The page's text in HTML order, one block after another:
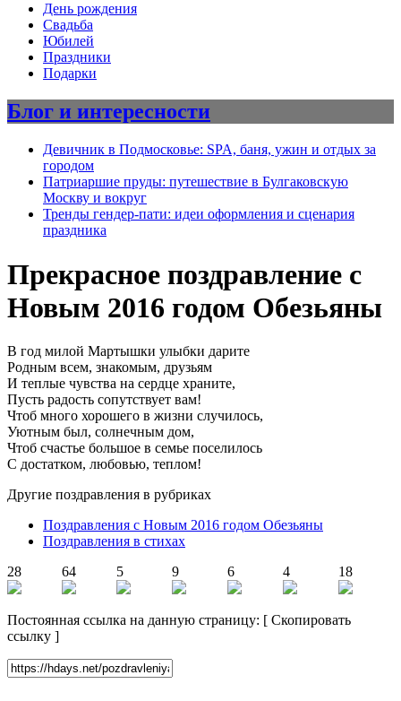
День рождения
Свадьба
Юбилей
Праздники
Подарки
Блог и интересности
Девичник в Подмосковье: SPA, баня, ужин и отдых за
городом
Патриаршие пруды: путешествие в Булгаковскую
Москву и вокруг
Тренды гендер-пати: идеи оформления и сценария
праздника
Прекрасное поздравление с
Новым 2016 годом Обезьяны
В год милой Мартышки улыбки дарите
Родным всем, знакомым, друзьям
И теплые чувства на сердце храните,
Пусть радость сопутствует вам!
Чтоб много хорошего в жизни случилось,
Уютным был, солнечным дом,
Чтоб счастье большое в семье поселилось
С достатком, любовью, теплом!
Другие поздравления в рубриках
Поздравления с Новым 2016 годом Обезьяны
Поздравления в стихах
28
64 5 9 6 4 18
Постоянная ссылка на данную страницу: [ Скопировать
ссылку ]